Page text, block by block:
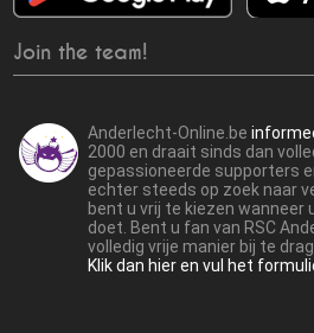
Join the team!
Anderlecht-Online.be
2000 en draait sinds dan
gepassioneerde supporters
echter steeds op zoek naar
bent u vrij te kiezen wanneer
doet. Bent u fan van RSC
volledig vrije manier bij te
Klik dan hier en vul het